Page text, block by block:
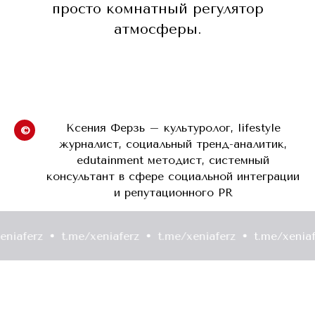
просто комнатный регулятор
атмосферы.
©
Ксения Ферзь – культуролог, lifestyle
журналист, социальный тренд-аналитик,
edutainment методист, системный
консультант в сфере социальной интеграции
и репутационного PR
t.me/xeniaferz t.me/xeniaferz t.me/xeniaferz